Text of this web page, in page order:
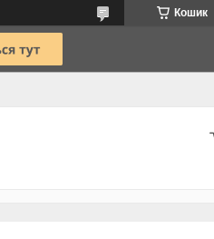
Кошик